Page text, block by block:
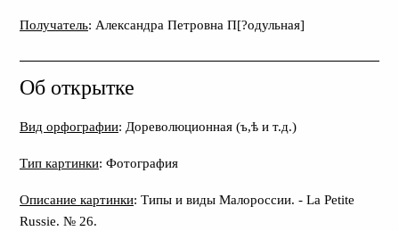
Получатель: Александра Петровна П[?одульная]
Об открытке
Вид орфографии: Дореволюционная (ъ,ѣ и т.д.)
Тип картинки: Фотография
Описание картинки: Типы и виды Малороссии. - La Petite
Russie. № 26.